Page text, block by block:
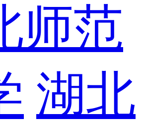
师范
湖北